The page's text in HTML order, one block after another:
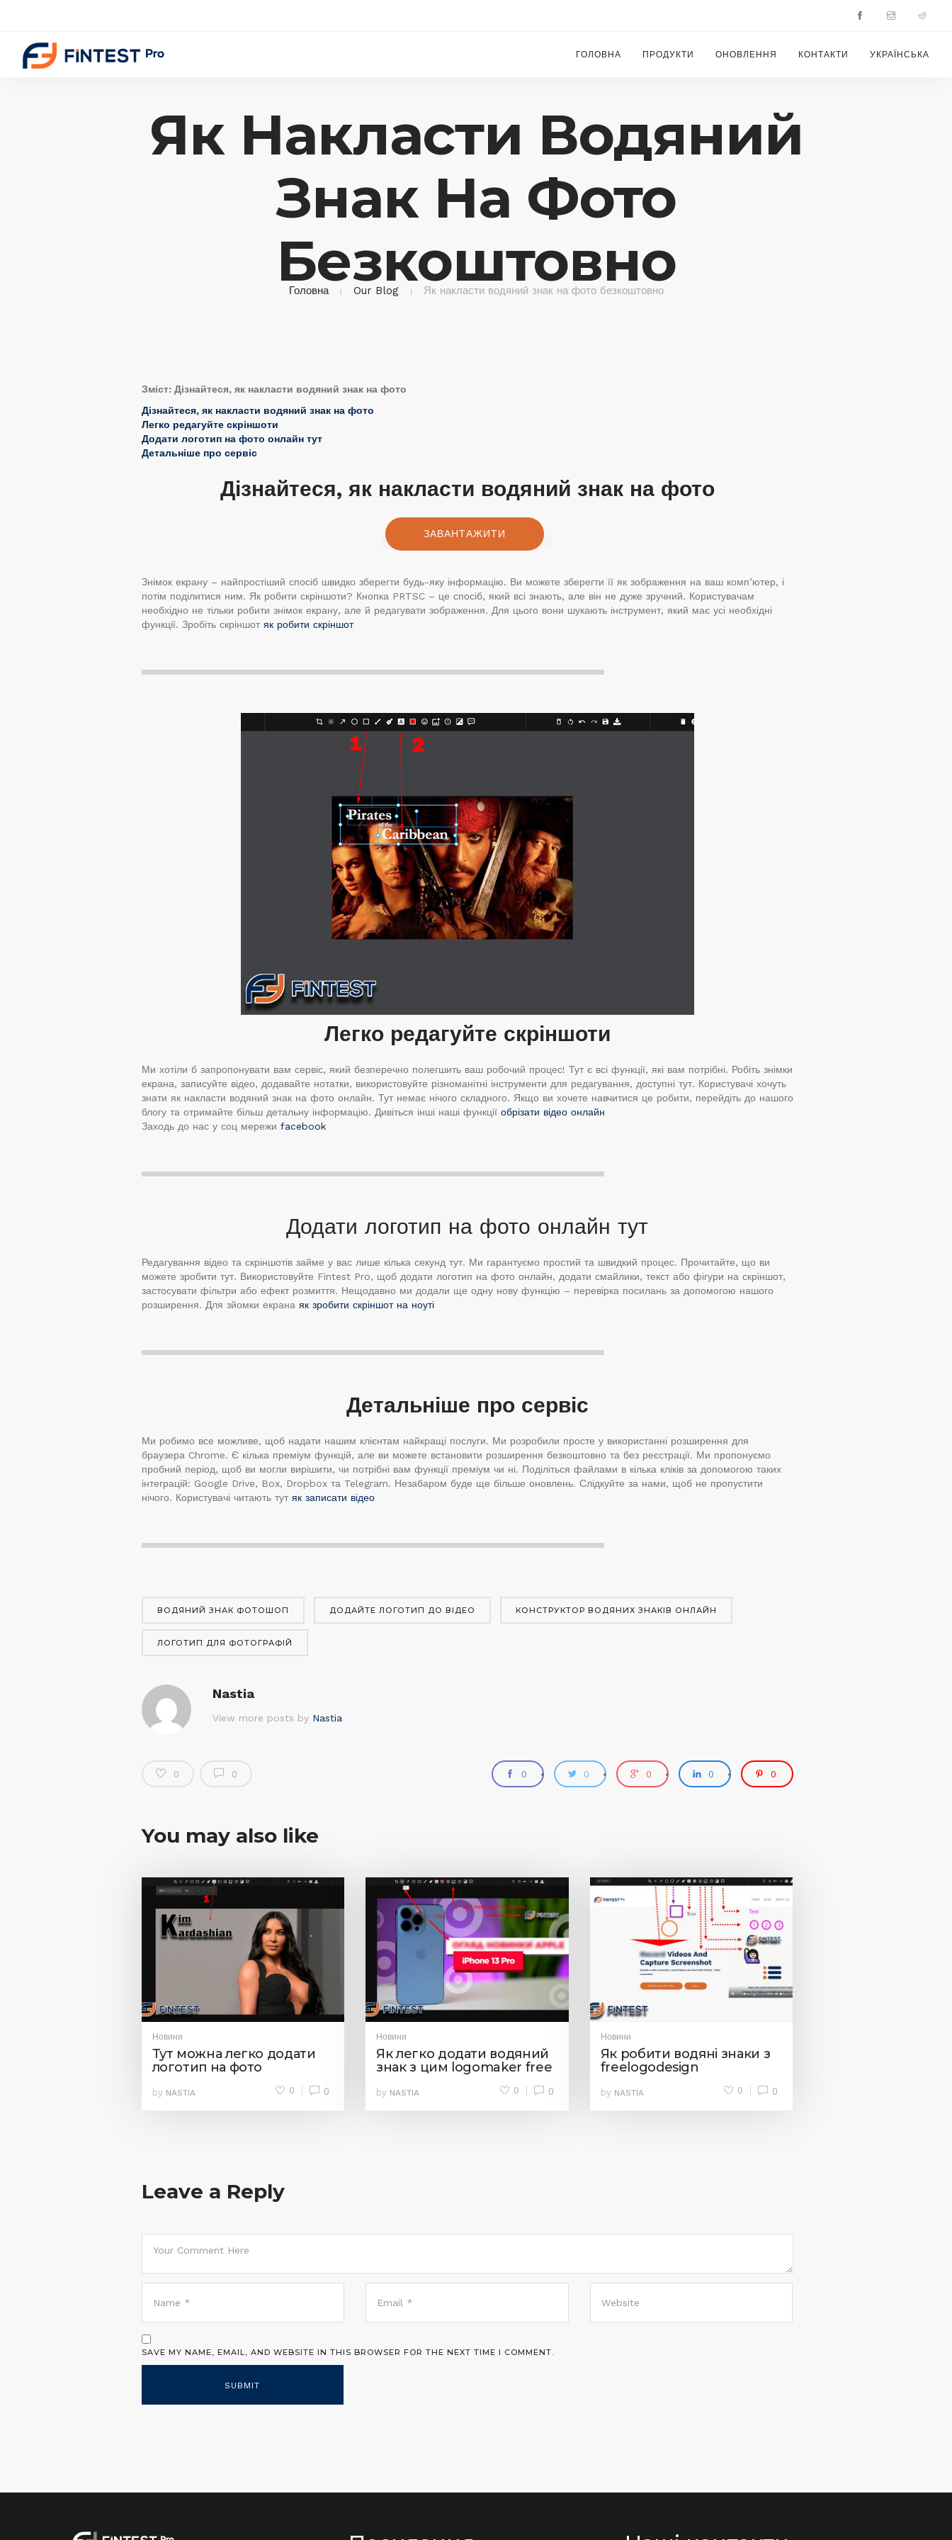
ГОЛОВНА ПРОДУКТИ ОНОВЛЕННЯ КОНТАКТИ УКРАЇНСЬКА
Як Накласти Водяний
Знак На Фото
Безкоштовно
Головна Our Blog Як накласти водяний знак на фото безкоштовно
Зміст: Дізнайтеся, як накласти водяний знак на фото
Дізнайтеся, як накласти водяний знак на фото
Легко редагуйте скріншоти
Додати логотип на фото онлайн тут
Детальніше про сервіс
Дізнайтеся, як накласти водяний знак на фото
ЗАВАНТАЖИТИ
Знімок екрану – найпростіший спосіб швидко зберегти будь-яку інформацію. Ви можете зберегти її як зображення на ваш комп’ютер, і
потім поділитися ним. Як робити скріншоти? Кнопка PRTSC – це спосіб, який всі знають, але він не дуже зручний. Користувачам
необхідно не тільки робити знімок екрану, але й редагувати зображення. Для цього вони шукають інструмент, який має усі необхідні
функції. Зробіть скріншот як робити скріншот
Легко редагуйте скріншоти
Ми хотіли б запропонувати вам сервіс, який безперечно полегшить ваш робочий процес! Тут є всі функції, які вам потрібні. Робіть знімки
екрана, записуйте відео, додавайте нотатки, використовуйте різноманітні інструменти для редагування, доступні тут. Користувачі хочуть
знати як накласти водяний знак на фото онлайн. Тут немає нічого складного. Якщо ви хочете навчитися це робити, перейдіть до нашого
блогу та отримайте більш детальну інформацію. Дивіться інші наші функції обрізати відео онлайн
Заходь до нас у соц мережи facebook
Додати логотип на фото онлайн тут
Редагування відео та скріншотів займе у вас лише кілька секунд тут. Ми гарантуємо простий та швидкий процес. Прочитайте, що ви
можете зробити тут. Використовуйте Fintest Pro, щоб додати логотип на фото онлайн, додати смайлики, текст або фігури на скріншот,
застосувати фільтри або ефект розмиття. Нещодавно ми додали ще одну нову функцію – перевірка посилань за допомогою нашого
розширення. Для зйомки екрана як зробити скріншот на ноуті
Детальніше про сервіс
Ми робимо все можливе, щоб надати нашим клієнтам найкращі послуги. Ми розробили просте у використанні розширення для
браузера Chrome. Є кілька преміум функцій, але ви можете встановити розширення безкоштовно та без реєстрації. Ми пропонуємо
пробний період, щоб ви могли вирішити, чи потрібні вам функції преміум чи ні. Поділіться файлами в кілька кліків за допомогою таких
інтеграцій: Google Drive, Box, Dropbox та Telegram. Незабаром буде ще більше оновлень. Слідкуйте за нами, щоб не пропустити
нічого. Користувачі читають тут як записати відео
ВОДЯНИЙ ЗНАК ФОТОШОП ДОДАЙТЕ ЛОГОТИП ДО ВІДЕО КОНСТРУКТОР ВОДЯНИХ ЗНАКІВ ОНЛАЙН
ЛОГОТИП ДЛЯ ФОТОГРАФІЙ
Nastia
View more posts by Nastia
0 0 0 0 0 0 0
You may also like
Новини
Тут можна легко додати
логотип на фото
by NASTIA 0
0
Новини
Як легко додати водяний
знак з цим logomaker free
by NASTIA 0
0
Новини
Як робити водяні знаки з
freelogodesign
by NASTIA 0
0
Leave a Reply
SAVE MY NAME, EMAIL, AND WEBSITE IN THIS BROWSER FOR THE NEXT TIME I COMMENT.